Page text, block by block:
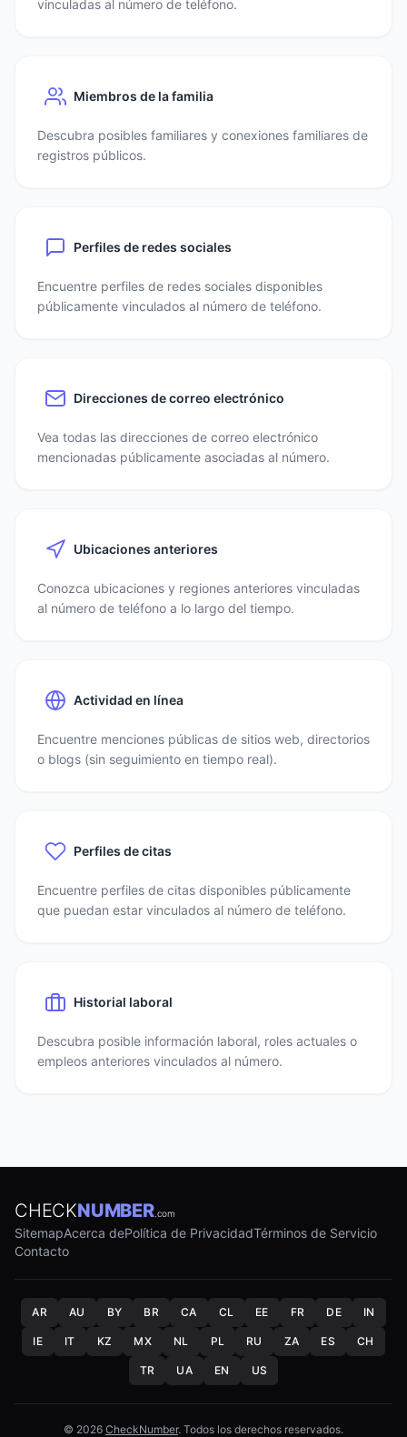
vinculadas al número de teléfono.
Miembros de la familia
Descubra posibles familiares y conexiones familiares de
registros públicos.
Perfiles de redes sociales
Encuentre perfiles de redes sociales disponibles
públicamente vinculados al número de teléfono.
Direcciones de correo electrónico
Vea todas las direcciones de correo electrónico
mencionadas públicamente asociadas al número.
Ubicaciones anteriores
Conozca ubicaciones y regiones anteriores vinculadas
al número de teléfono a lo largo del tiempo.
Actividad en línea
Encuentre menciones públicas de sitios web, directorios
o blogs (sin seguimiento en tiempo real).
Perfiles de citas
Encuentre perfiles de citas disponibles públicamente
que puedan estar vinculados al número de teléfono.
Historial laboral
Descubra posible información laboral, roles actuales o
empleos anteriores vinculados al número.
CHECKNUMBER.com
SitemapAcerca dePolítica de PrivacidadTérminos de Servicio
Contacto
AR AU BY BR CA CL EE FR DE IN
IE IT KZ MX NL PL RU ZA ES CH
TR UA EN US
© 2026 CheckNumber. Todos los derechos reservados.